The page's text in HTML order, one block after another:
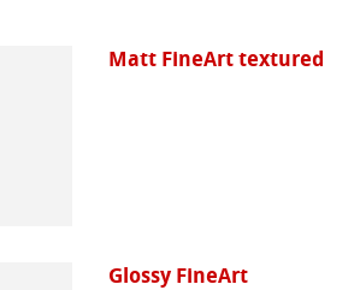
Matt FineArt textured
Glossy FineArt